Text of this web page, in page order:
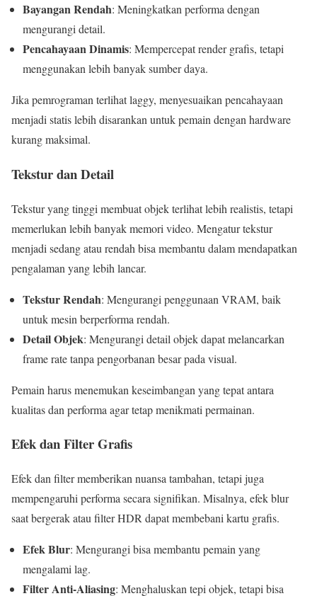
Bayangan Rendah: Meningkatkan performa dengan
mengurangi detail.
Pencahayaan Dinamis: Mempercepat render grafis, tetapi
menggunakan lebih banyak sumber daya.
Jika pemrograman terlihat laggy, menyesuaikan pencahayaan
menjadi statis lebih disarankan untuk pemain dengan hardware
kurang maksimal.
Tekstur dan Detail
Tekstur yang tinggi membuat objek terlihat lebih realistis, tetapi
memerlukan lebih banyak memori video. Mengatur tekstur
menjadi sedang atau rendah bisa membantu dalam mendapatkan
pengalaman yang lebih lancar.
Tekstur Rendah: Mengurangi penggunaan VRAM, baik
untuk mesin berperforma rendah.
Detail Objek: Mengurangi detail objek dapat melancarkan
frame rate tanpa pengorbanan besar pada visual.
Pemain harus menemukan keseimbangan yang tepat antara
kualitas dan performa agar tetap menikmati permainan.
Efek dan Filter Grafis
Efek dan filter memberikan nuansa tambahan, tetapi juga
mempengaruhi performa secara signifikan. Misalnya, efek blur
saat bergerak atau filter HDR dapat membebani kartu grafis.
Efek Blur: Mengurangi bisa membantu pemain yang
mengalami lag.
Filter Anti-Aliasing: Menghaluskan tepi objek, tetapi bisa